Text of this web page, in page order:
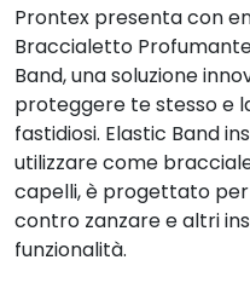
Prontex presenta con
Braccialetto
Band, una soluzione
proteggere te stesso e
fastidiosi. Elastic Band
utilizzare come
capelli, è progettato
contro zanzare e altri
funzionalità.